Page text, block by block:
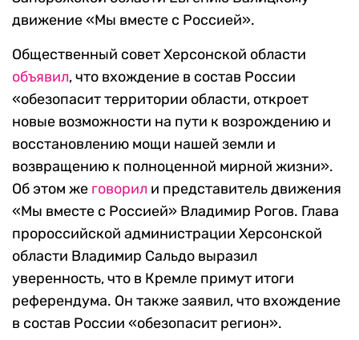
движение «Мы вместе с Россией».
Общественный совет Херсонской области
объявил, что вхождение в состав России
«обезопасит территории области, откроет
новые возможности на пути к возрождению и
восстановлению мощи нашей земли и
возвращению к полноценной мирной жизни».
Об этом же говорил и представитель движения
«Мы вместе с Россией» Владимир Рогов. Глава
пророссийской администрации Херсонской
области Владимир Сальдо выразил
уверенность, что в Кремле примут итоги
референдума. Он также заявил, что вхождение
в состав России «обезопасит регион».